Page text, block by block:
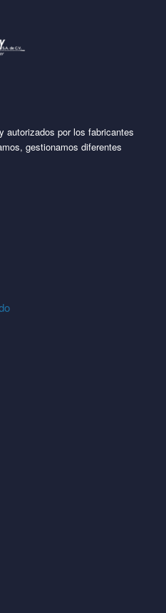
autorizados por los fabricantes
gestionamos diferentes